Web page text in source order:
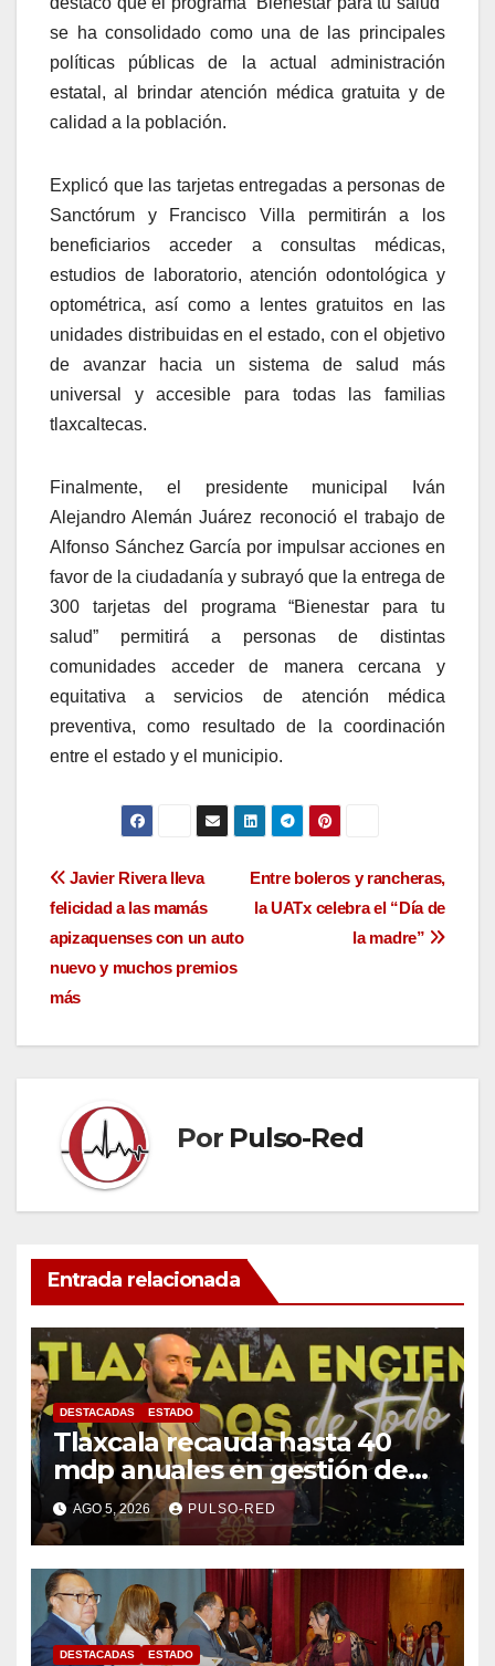
se ha consolidado como una de las principales
políticas públicas de la actual administración
estatal, al brindar atención médica gratuita y de
calidad a la población.
Explicó que las tarjetas entregadas a personas de
Sanctórum y Francisco Villa permitirán a los
beneficiarios acceder a consultas médicas,
estudios de laboratorio, atención odontológica y
optométrica, así como a lentes gratuitos en las
unidades distribuidas en el estado, con el objetivo
de avanzar hacia un sistema de salud más
universal y accesible para todas las familias
tlaxcaltecas.
Finalmente, el presidente municipal Iván
Alejandro Alemán Juárez reconoció el trabajo de
Alfonso Sánchez García por impulsar acciones en
favor de la ciudadanía y subrayó que la entrega de
300 tarjetas del programa “Bienestar para tu
salud” permitirá a personas de distintas
comunidades acceder de manera cercana y
equitativa a servicios de atención médica
preventiva, como resultado de la coordinación
entre el estado y el municipio.
Navegación
de
entradas
Entre boleros y rancheras,
la UATx celebra el “Día de
la madre”
Javier Rivera lleva
felicidad a las mamás
apizaquenses con un auto
nuevo y muchos premios
más
Por Pulso-Red
Entrada relacionada
DESTACADAS ESTADO
Tlaxcala recauda hasta 40
mdp anuales en gestión de
residuos: PAA
AGO 5, 2026 PULSO-RED
DESTACADAS ESTADO